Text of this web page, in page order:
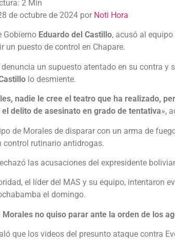
de octubre de 2024 por Noti Hora
Gobierno Eduardo del Castillo, acusó al
un puesto de control en Chapare.
un supuesto atentado en su contra y
lo desmiente.
nadie le cree el teatro que ha realizado,
el delito de asesinato en grado de tentativa»,
de Morales de disparar con un arma de
control rutinario antidrogas.
las acusaciones del expresidente
el líder del MAS y su equipo, intentaron
el domingo.
Morales no quiso parar ante la orden de los
que los videos del presunto ataque contra